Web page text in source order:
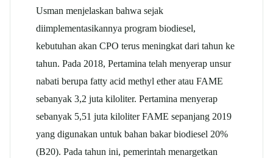
Usman menjelaskan bahwa sejak
diimplementasikannya program biodiesel,
kebutuhan akan CPO terus meningkat dari tahun ke
tahun. Pada 2018, Pertamina telah menyerap unsur
nabati berupa fatty acid methyl ether atau FAME
sebanyak 3,2 juta kiloliter. Pertamina menyerap
sebanyak 5,51 juta kiloliter FAME sepanjang 2019
yang digunakan untuk bahan bakar biodiesel 20%
(B20). Pada tahun ini, pemerintah menargetkan